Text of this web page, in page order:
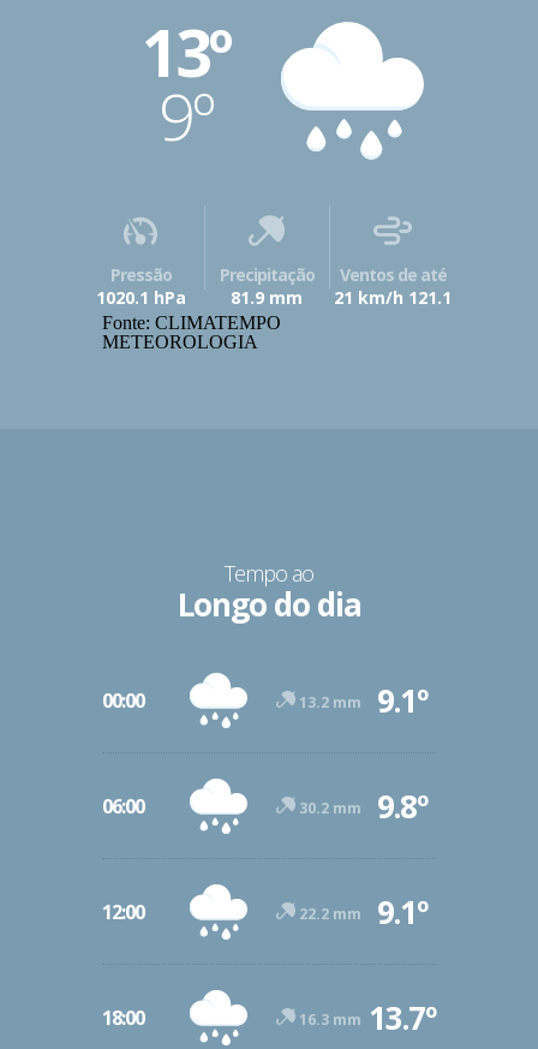
13º
9º
Pressão
1020.1 hPa
Precipitação
81.9 mm
Ventos de até
21 km/h 121.1
Fonte: CLIMATEMPO
METEOROLOGIA
Tempo ao
Longo do dia
00:00 13.2 mm 9.1º
06:00 30.2 mm 9.8º
12:00 22.2 mm 9.1º
18:00 16.3 mm 13.7º